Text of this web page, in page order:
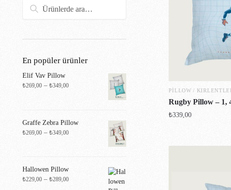
PILLOW /
Rugby Pillow – 1,
₺339,00
Ara
En popüler ürünler
Elif Vav Pillow
₺269,00 – ₺349,00
Graffe Zebra Pillow
₺269,00 – ₺349,00
Hallowen Pillow
₺229,00 – ₺289,00